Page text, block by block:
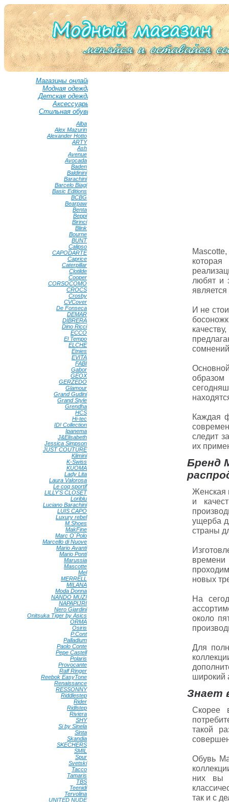
любят и
И не
образом
Каждая
следит
их
Бренд
Женская
и
ущерба
страны
времени
новых
На
около
Для
широкий
Знает
Скорее
такой
Обувь
них вы
так и с
Магазины онлайн
Модная одежда
Детская одежда
Аксессуары
Стильная обувь
Alba
Alex Mazurin
Alexander Hotto
ARTY•
Ash
Avenue
Avocada
Baden
Baldinini•
Barachini•
Barcelo Biagi•
Basic Editions
BCBG
Bearpaw•
Benta
Beppi•
Birinci•
Blink
Bourne
BUNT•
Calipso
CAPODARTE•
Caprice
Caterpillar
Clotilde
Cooper
CORSOCOMO
CROCS
Crosby
CVCover
De Fonseca
DEMAR
DIBRERA
Dino Ricci•
ECCO
El Tempo
ELCHE•
Etnies
EVITA
FABI
Gabor
GEOX•
GERZEDO
Glamour
Grand Gudini•
Grand Style
Grendha
HCS
Hi-tec
ID! Collection
Ipanema
J&Elisabeth
Jessica Simpson
JUST COUTURE•
Klimini•
K-Swiss
KUOMA
Lady Lita
Laura Valorosa
Le coq sportif•
LILLY'S CLOSET•
Loriblu
Luciano Barachini•
LUIS CAPO
Luxury rebel•
M.Shoes
MakFine
Marc O`Polo
Marcello di Nuove
Mario Avanti•
Mario Ponti•
Marussia
Mascotte
Mel•
MERRELL
MILANA
Moda Donna
NANDO MUZI
NAPAPIJRI
Nero Giardini•
Onitsuka Tiger by Asics
ORMA
Osiris
P.Cont•
Palladium
Paolo Conte
Pepe Castell•
Polaris
Provocante
Ralf Ringer
Reebok EasyTone
Renaissance
RESSONNY•
Riddlestep
Rider
Ridlstep
Riviera
SHY•
Si by Sinela
Sinta
Skandia
SKECHERS
SMIL
Spur
Svetski•
Tacco
Tamaris
TBS
Teenidi•
Tervolina
UNITED NUDE•